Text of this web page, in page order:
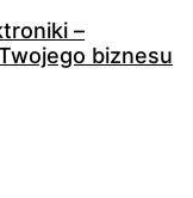
–
biznesu